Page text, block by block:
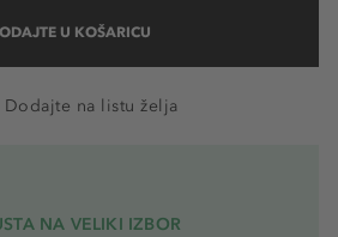
U KOŠARICU
Dodajte na listu želja
NA VELIKI IZBOR